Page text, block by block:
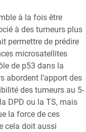
à la fois être
à des tumeurs plus
permettre de prédire
microsatellites
de p53 dans la
abordent l’apport des
des tumeurs au 5-
DPD ou la TS, mais
la force de ces
cela doit aussi